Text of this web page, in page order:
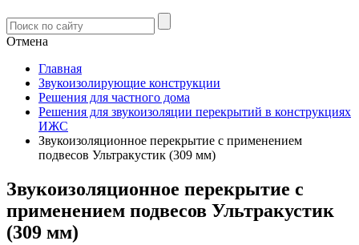
Отмена
Главная
Звукоизолирующие конструкции
Решения для частного дома
Решения для звукоизоляции перекрытий в конструкциях
ИЖС
Звукоизоляционное перекрытие с применением
подвесов Ультракустик (309 мм)
Звукоизоляционное перекрытие с
применением подвесов Ультракустик
(309 мм)